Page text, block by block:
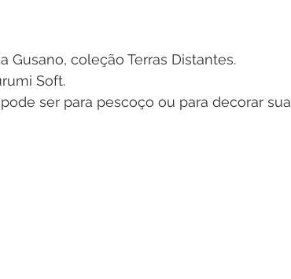
coleção Terras Distantes.
Soft.
ser para pescoço ou para decorar sua